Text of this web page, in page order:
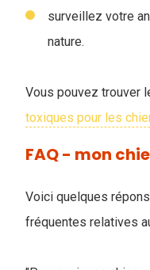
surveillez votre
nature.
Vous pouvez trouver
toxiques pour les
FAQ - mon
Voici quelques
fréquentes relatives